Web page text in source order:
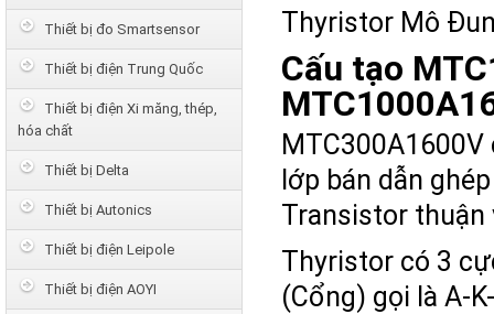
Thyristor Mô
Cấu tạo
lớp bán dẫn
Transistor
Thyristor có 3
(Cổng) gọi là A-
Thiết bị đo Smartsensor
Thiết bị điện Trung Quốc
Thiết bị điện Xi măng, thép,
hóa chất
Thiết bị Delta
Thiết bị Autonics
Thiết bị điện Leipole
Thiết bị điện AOYI